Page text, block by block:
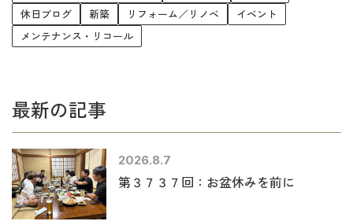
休日ブログ
新築 リフォーム／リノベ
イベント
メンテナンス・リコール
最新の記事
2026.8.7
第３７３７回：お盆休みを前に